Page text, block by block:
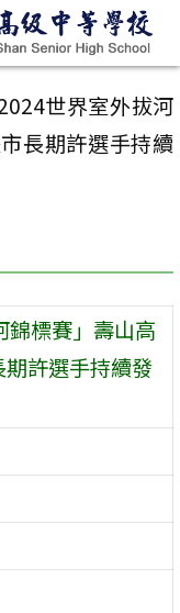
2024世界室外拔河
長期許選手持續
錦標賽」壽山高
許選手持續發